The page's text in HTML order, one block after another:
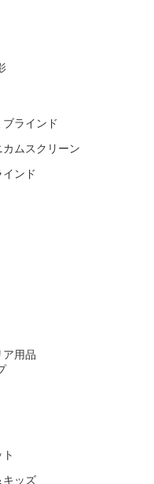
ブラインド
カムスクリーン
ンド
ア用品
キッズ